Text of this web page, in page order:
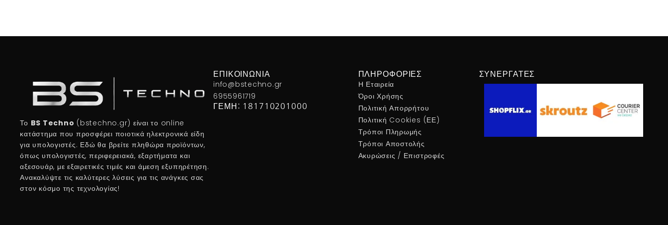
Το BS Techno (bstechno.gr) είναι το online
κατάστημα που προσφέρει ποιοτικά ηλεκτρονικά είδη
για υπολογιστές. Εδώ θα βρείτε πληθώρα προϊόντων,
όπως υπολογιστές, περιφερειακά, εξαρτήματα και
αξεσουάρ, με εξαιρετικές τιμές και άμεση εξυπηρέτηση.
Ανακαλύψτε τις καλύτερες λύσεις για τις ανάγκες σας
στον κόσμο της τεχνολογίας!
ΕΠΙΚΟΙΝΩΝΊΑ
info@bstechno.gr
6955961719
ΓΕΜΗ: 181710201000
ΠΛΗΡΟΦΟΡΊΕΣ
Η Εταιρεία
Όροι Χρήσης
Πολιτική Απορρήτου
Πολιτική Cookies (ΕΕ)
Τρόποι Πληρωμής
Τρόποι Αποστολής
Ακυρώσεις / Επιστροφές
ΣΥΝΕΡΓΆΤΕΣ